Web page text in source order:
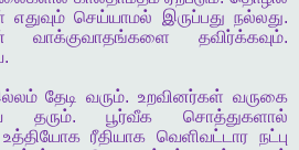
எதுவும் செய்யாமல் இருப்பது நல்லது.
வாக்குவாதங்களை தவிர்க்கவும்.
.
தேடி வரும்.உறவினர்கள் வருகை
தரும்.பூர்வீக
சொத்துகளால்
உத்தியோக ரீதியாக வெளிவட்டார நட்பு